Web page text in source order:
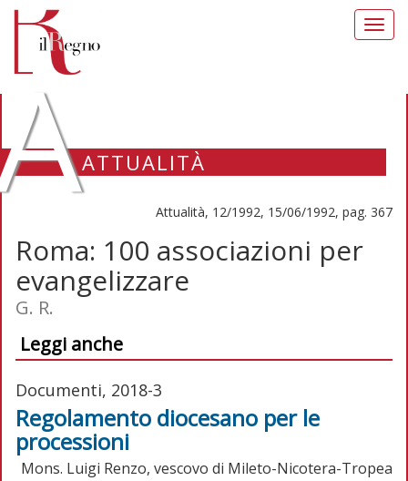
ATTUALITÀ
Attualità, 12/1992, 15/06/1992, pag. 367
Roma: 100 associazioni per
evangelizzare
G. R.
Leggi anche
Documenti, 2018-3
Regolamento diocesano per le
processioni
Mons. Luigi Renzo, vescovo di Mileto-Nicotera-Tropea